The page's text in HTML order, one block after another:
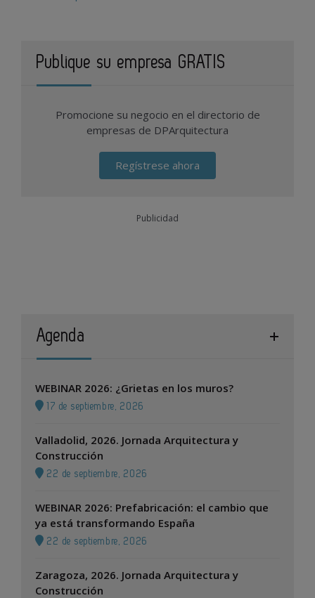
Publique su empresa GRATIS
Promocione su negocio en el directorio de
empresas de DPArquitectura
Regístrese ahora
Publicidad
Agenda
WEBINAR 2026: ¿Grietas en los muros?
17 de septiembre, 2026
Valladolid, 2026. Jornada Arquitectura y
Construcción
22 de septiembre, 2026
WEBINAR 2026: Prefabricación: el cambio que
ya está transformando España
22 de septiembre, 2026
Zaragoza, 2026. Jornada Arquitectura y
Construcción